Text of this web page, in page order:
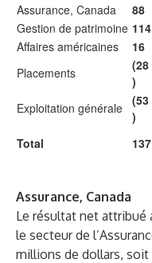
Assurance, Canada
88
Gestion de patrimoine 114
Affaires américaines
16
Placements
(28
)
Exploitation générale (53
)
Total 137
Assurance, Canada
Le résultat net attribué
le secteur de
millions de dollars, soit